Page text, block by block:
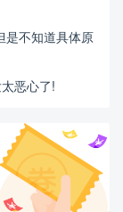
是不知道具体原
恶心了!